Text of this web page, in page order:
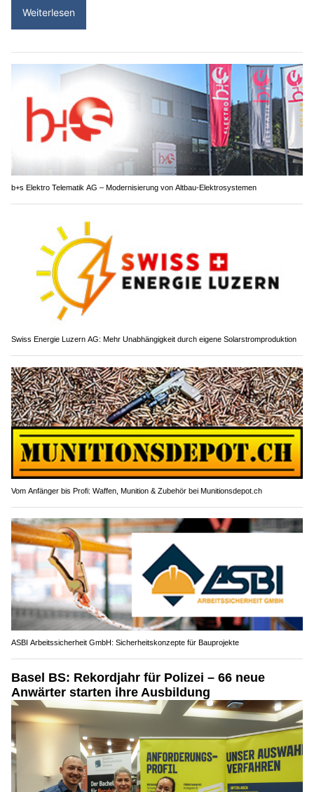
04.04.26 VON POLIZEI.NEWS REDAKTION
Dabei erfährst du alles über den spannenden Beruf der
Sicherheitsassistenz und die Ausbildung dazu – direkt aus
erster Hand.
Weiterlesen
b+s Elektro Telematik AG – Modernisierung von Altbau-Elektrosystemen
Swiss Energie Luzern AG: Mehr Unabhängigkeit durch eigene Solarstromproduktion
Vom Anfänger bis Profi: Waffen, Munition & Zubehör bei Munitionsdepot.ch
ASBI Arbeitssicherheit GmbH: Sicherheitskonzepte für Bauprojekte